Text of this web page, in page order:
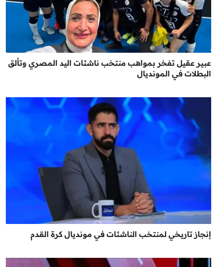
عبير عقيل تفخر بمواهب منتخب ناشئات اليد المصري وتألق
البطلات في المونديال
إنجاز تاريخي لمنتخب الناشئات في مونديال كرة القدم